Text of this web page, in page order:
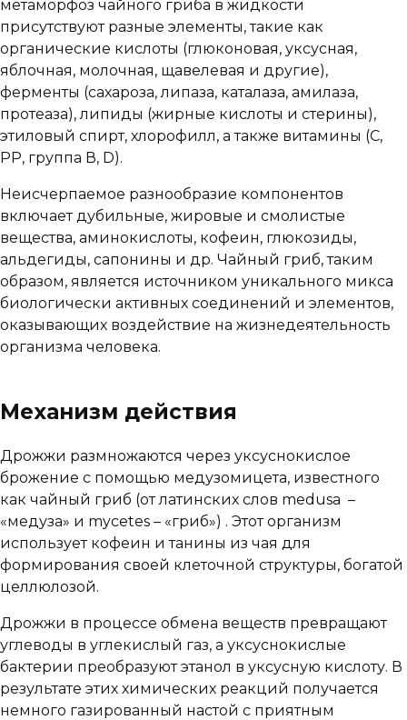
метаморфоз чайного гриба в жидкости
присутствуют разные элементы, такие как
органические кислоты (глюконовая, уксусная,
яблочная, молочная, щавелевая и другие),
ферменты (сахароза, липаза, каталаза, амилаза,
протеаза), липиды (жирные кислоты и стерины),
этиловый спирт, хлорофилл, а также витамины (С,
РР, группа В, D).
Неисчерпаемое разнообразие компонентов
включает дубильные, жировые и смолистые
вещества, аминокислоты, кофеин, глюкозиды,
альдегиды, сапонины и др. Чайный гриб, таким
образом, является источником уникального микса
биологически активных соединений и элементов,
оказывающих воздействие на жизнедеятельность
организма человека.
Механизм действия
Дрожжи размножаются через уксуснокислое
брожение с помощью медузомицета, известного
как чайный гриб (от латинских слов medusa –
«медуза» и mycetes – «гриб») . Этот организм
использует кофеин и танины из чая для
формирования своей клеточной структуры, богатой
целлюлозой.
Дрожжи в процессе обмена веществ превращают
углеводы в углекислый газ, а уксуснокислые
бактерии преобразуют этанол в уксусную кислоту. В
результате этих химических реакций получается
немного газированный настой с приятным